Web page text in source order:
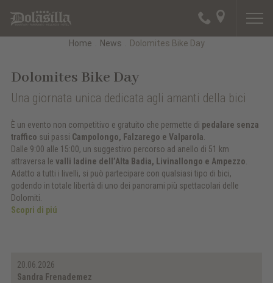
Home News Dolomites Bike Day
Dolomites Bike Day
Una giornata unica dedicata agli amanti della bici
È un evento non competitivo e gratuito che permette di pedalare senza
traffico sui passi Campolongo, Falzarego e Valparola.
Dalle 9:00 alle 15:00, un suggestivo percorso ad anello di 51 km
attraversa le valli ladine dell’Alta Badia, Livinallongo e Ampezzo.
Adatto a tutti i livelli, si può partecipare con qualsiasi tipo di bici,
godendo in totale libertà di uno dei panorami più spettacolari delle
Dolomiti.
Scopri di piú
20.06.2026
Sandra Frenademez